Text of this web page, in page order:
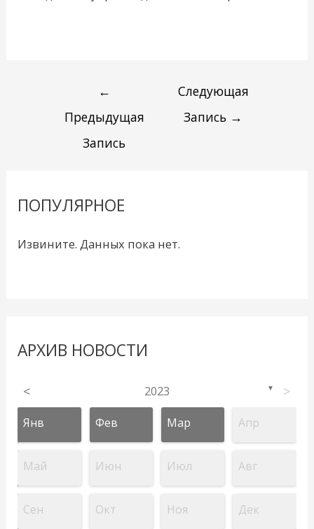
←
Предыдущая
Запись
Следующая
Запись →
ПОПУЛЯРНОЕ
Извините. Данных пока нет.
АРХИВ НОВОСТИ
< 2023 ▼ >
Янв Фев Мар Апр
Май Июн Июл Авг
Сен Окт Ноя Дек